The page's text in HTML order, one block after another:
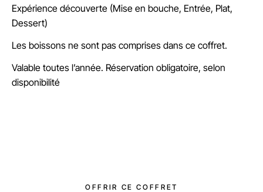
Expérience découverte (Mise en bouche, Entrée, Plat,
Dessert)
Les boissons ne sont pas comprises dans ce coffret.
Valable toutes l’année. Réservation obligatoire, selon
disponibilité
OFFRIR CE COFFRET